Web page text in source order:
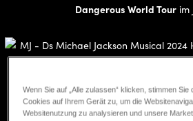
Dangerous World Tourim
(c)
MUSIK
Weltbekannte
Wenn Sie auf „Alle zulassen“ klicken, stimmen
Cookies auf Ihrem Gerät zu, um die
Websitenutzung zu analysieren und unsere